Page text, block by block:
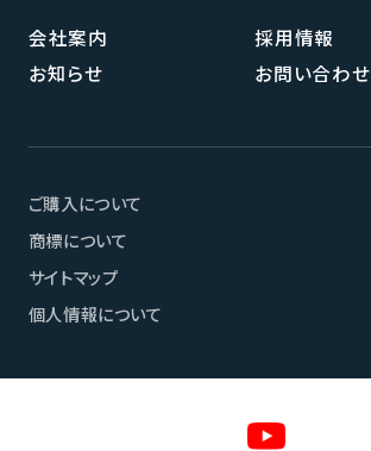
会社案内
採用情報
お知らせ
お問い合わせ
ご購入について
商標について
サイトマップ
個人情報について